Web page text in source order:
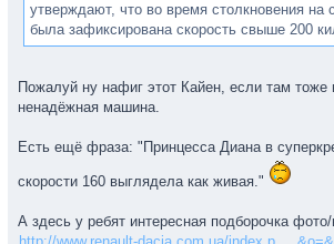
утверждают, что во время столкновения на
была зафиксирована скорость свыше 200
Пожалуй ну нафиг этот Кайен, если там тоже
ненадёжная машина.
Есть ещё фраза: "Принцесса Диана в
скорости 160 выглядела как живая."
А здесь у ребят интересная подборочка